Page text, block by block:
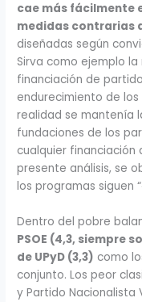
cae más fácilmente
medidas contrarias
diseñadas según
Sirva como ejemplo
financiación de
endurecimiento de
realidad se mantenía
fundaciones de los
cualquier financiación
presente análisis, se
los programas siguen
Dentro del pobre
PSOE (4,3, siempre
de UPyD (3,3) como
conjunto. Los peor
y Partido Nacionalista